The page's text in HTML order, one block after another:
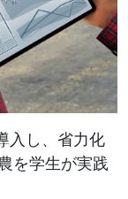
入し、省力化
を学生が実践